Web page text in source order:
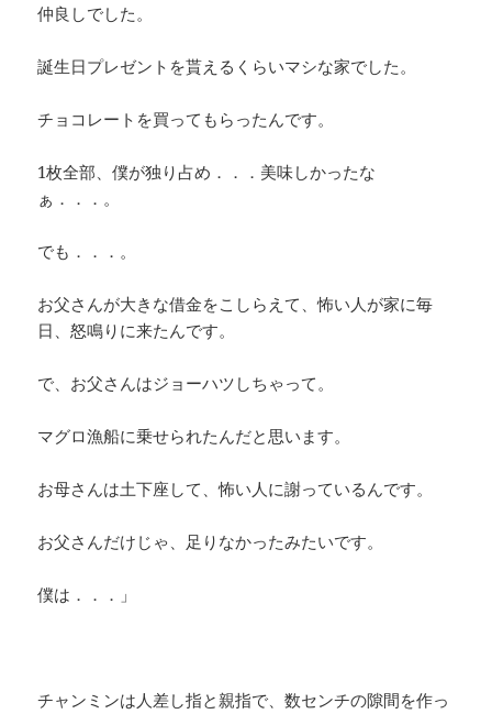
仲良しでした。
誕生日プレゼントを貰えるくらいマシな家でした。
チョコレートを買ってもらったんです。
1枚全部、僕が独り占め．．．美味しかったな
ぁ．．．。
でも．．．。
お父さんが大きな借金をこしらえて、怖い人が家に毎
日、怒鳴りに来たんです。
で、お父さんはジョーハツしちゃって。
マグロ漁船に乗せられたんだと思います。
お母さんは土下座して、怖い人に謝っているんです。
お父さんだけじゃ、足りなかったみたいです。
僕は．．．」
チャンミンは人差し指と親指で、数センチの隙間を作っ